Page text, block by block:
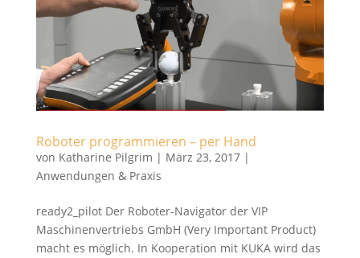
Roboter programmieren – per Hand
von Katharine Pilgrim | März 23, 2017|
Anwendungen & Praxis
ready2_pilot Der Roboter-Navigator der VIP
Maschinenvertriebs GmbH (Very Important Product)
macht es möglich. In Kooperation mit KUKA wird das